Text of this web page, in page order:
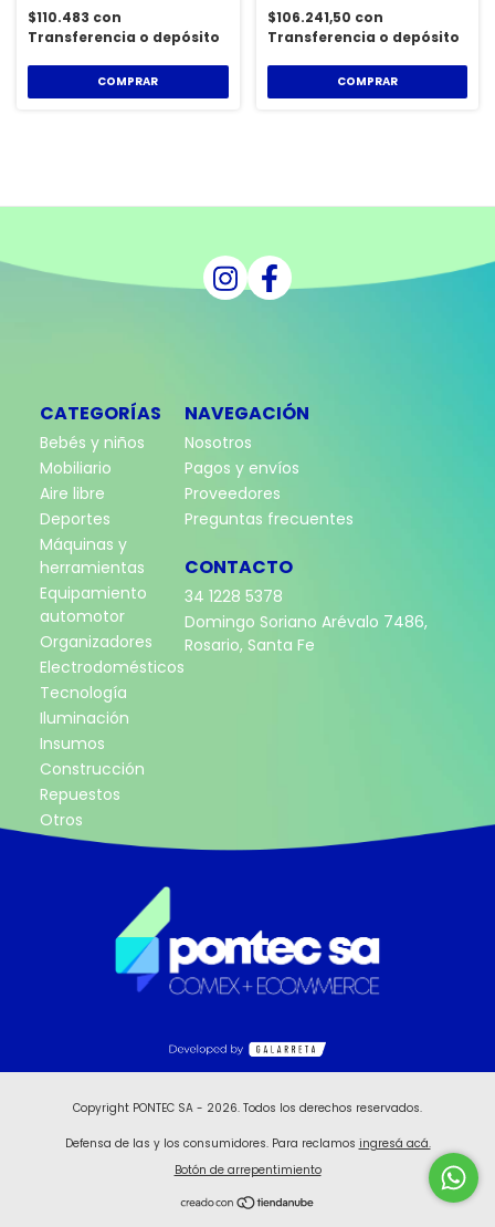
$110.483 con
Transferencia o depósito
COMPRAR
$106.241,50 con
Transferencia o depósito
COMPRAR
CATEGORÍAS
Bebés y niños
Mobiliario
Aire libre
Deportes
Máquinas y
herramientas
Equipamiento
automotor
Organizadores
Electrodomésticos
Tecnología
Iluminación
Insumos
Construcción
Repuestos
Otros
NAVEGACIÓN
Nosotros
Pagos y envíos
Proveedores
Preguntas frecuentes
CONTACTO
34 1228 5378
Domingo Soriano Arévalo 7486,
Rosario, Santa Fe
Copyright PONTEC SA - 2026. Todos los derechos reservados.
Defensa de las y los consumidores. Para reclamos ingresá acá.
Botón de arrepentimiento